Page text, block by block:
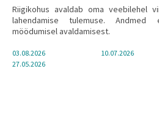
Riigikohus avaldab oma veebilehel
lahendamise tulemuse. Andmed
möödumisel avaldamisest.
03.08.2026
10.07.2026
27.05.2026